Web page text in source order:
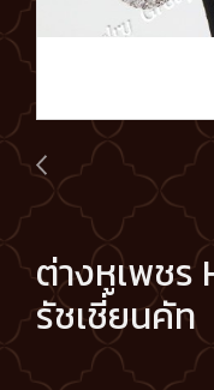
ต่างหูเพชร
รัชเชี่ยนคัท